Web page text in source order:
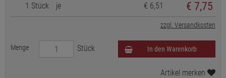
1 Stück je € 6,51 € 7,75
zzgl. Versandkosten
Menge Stück In den Warenkorb
Artikel merken